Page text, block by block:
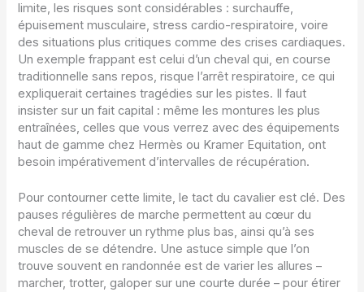
limite, les risques sont considérables : surchauffe,
épuisement musculaire, stress cardio-respiratoire, voire
des situations plus critiques comme des crises cardiaques.
Un exemple frappant est celui d’un cheval qui, en course
traditionnelle sans repos, risque l’arrêt respiratoire, ce qui
expliquerait certaines tragédies sur les pistes. Il faut
insister sur un fait capital : même les montures les plus
entraînées, celles que vous verrez avec des équipements
haut de gamme chez Hermès ou Kramer Equitation, ont
besoin impérativement d’intervalles de récupération.
Pour contourner cette limite, le tact du cavalier est clé. Des
pauses régulières de marche permettent au cœur du
cheval de retrouver un rythme plus bas, ainsi qu’à ses
muscles de se détendre. Une astuce simple que l’on
trouve souvent en randonnée est de varier les allures –
marcher, trotter, galoper sur une courte durée – pour étirer